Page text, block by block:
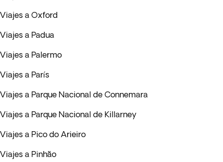
Viajes a Oxford
Viajes a Padua
Viajes a Palermo
Viajes a París
Viajes a Parque Nacional de Connemara
Viajes a Parque Nacional de Killarney
Viajes a Pico do Arieiro
Viajes a Pinhão